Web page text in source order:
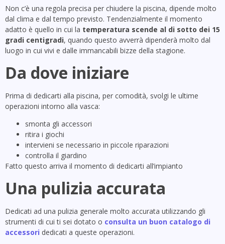
Non c’è una regola precisa per chiudere la piscina, dipende molto
dal clima e dal tempo previsto. Tendenzialmente il momento
adatto è quello in cui la temperatura scende al di sotto dei 15
gradi centigradi, quando questo avverrà dipenderà molto dal
luogo in cui vivi e dalle immancabili bizze della stagione.
Da dove iniziare
Prima di dedicarti alla piscina, per comodità, svolgi le ultime
operazioni intorno alla vasca:
smonta gli accessori
ritira i giochi
intervieni se necessario in piccole riparazioni
controlla il giardino
Fatto questo arriva il momento di dedicarti all’impianto
Una pulizia accurata
Dedicati ad una pulizia generale molto accurata utilizzando gli
strumenti di cui ti sei dotato o consulta un buon catalogo di
accessori dedicati a queste operazioni.